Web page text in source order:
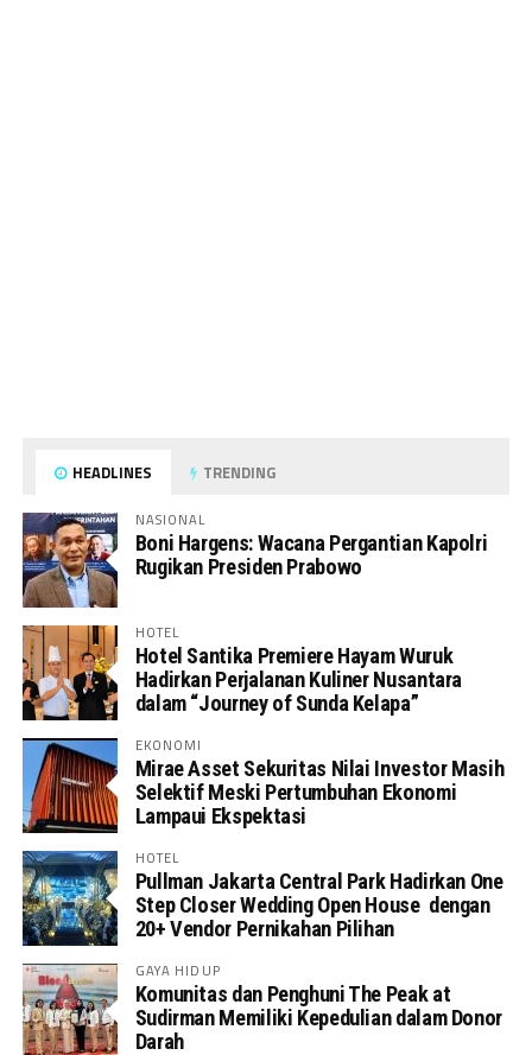
HEADLINES TRENDING
NASIONAL
Boni Hargens: Wacana Pergantian Kapolri
Rugikan Presiden Prabowo
HOTEL
Hotel Santika Premiere Hayam Wuruk
Hadirkan Perjalanan Kuliner Nusantara
dalam “Journey of Sunda Kelapa”
EKONOMI
Mirae Asset Sekuritas Nilai Investor Masih
Selektif Meski Pertumbuhan Ekonomi
Lampaui Ekspektasi
HOTEL
Pullman Jakarta Central Park Hadirkan One
Step Closer Wedding Open House dengan
20+ Vendor Pernikahan Pilihan
GAYA HIDUP
Komunitas dan Penghuni The Peak at
Sudirman Memiliki Kepedulian dalam Donor
Darah